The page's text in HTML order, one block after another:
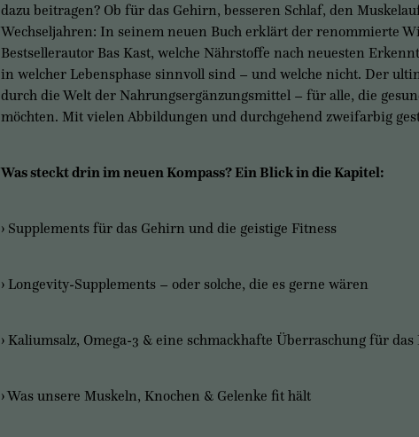
dazu beitragen? Ob für das Gehirn, besseren Schlaf, den
Wechseljahren: In seinem neuen Buch erklärt der renommierte
Bestsellerautor Bas Kast, welche Nährstoffe nach neuesten
in welcher Lebensphase sinnvoll sind – und welche nicht. Der
durch die Welt der Nahrungsergänzungsmittel – für alle, die
möchten. Mit vielen Abbildungen und durchgehend zweifarbig
Was steckt drin im neuen Kompass? Ein Blick in die Kapitel:
› Supplements für das Gehirn und die geistige Fitness
› Longevity-Supplements – oder solche, die es gerne wären
› Kaliumsalz, Omega-3 & eine schmackhafte Überraschung für das
› Was unsere Muskeln, Knochen & Gelenke fit hält